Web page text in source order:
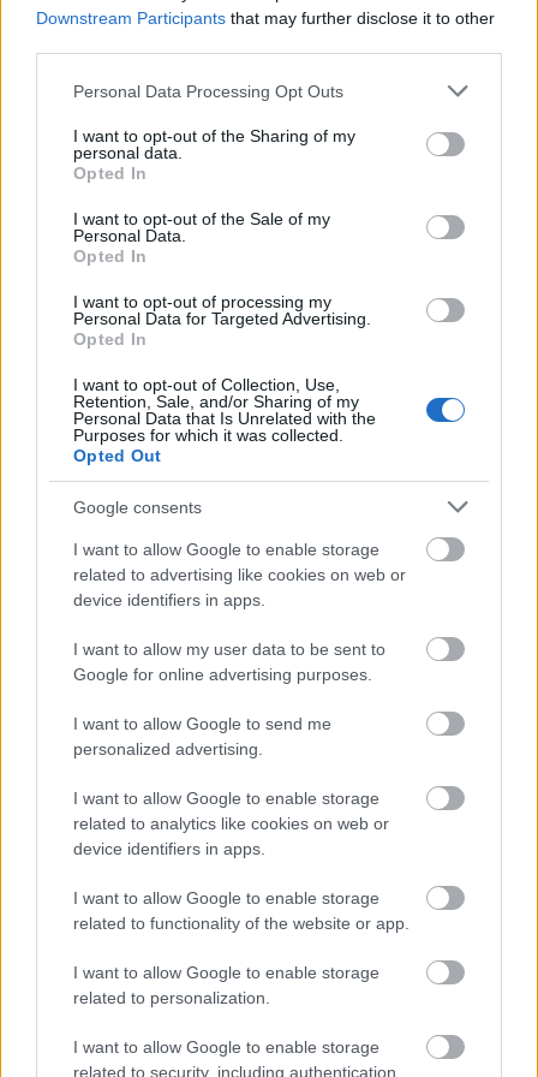
Downstream Participants that may further disclose it to other
Please note that this website/app uses one or more Google
not limited to your visit or usage behaviour. You may click to
grant or deny consent to Google and its third-party tags to
use your data for below specified purposes in below Google
consent section.
Personal Data Processing Opt Outs
I want to opt-out of the Sharing of my
personal data.
Opted In
I want to opt-out of the Sale of my
Personal Data.
Opted In
I want to opt-out of processing my
Personal Data for Targeted Advertising.
Opted In
I want to opt-out of Collection, Use,
Retention, Sale, and/or Sharing of my
Personal Data that Is Unrelated with the
Purposes for which it was collected.
Opted Out
Google consents
I want to allow Google to enable storage
related to advertising like cookies on web or
device identifiers in apps.
I want to allow my user data to be sent to
Google for online advertising purposes.
I want to allow Google to send me
personalized advertising.
I want to allow Google to enable storage
related to analytics like cookies on web or
device identifiers in apps.
I want to allow Google to enable storage
related to functionality of the website or app.
I want to allow Google to enable storage
related to personalization.
I want to allow Google to enable storage
related to security, including authentication
Παπαστερίου και κατέληξε: «Εάν υπάρχει
βούληση, υπάρχει και τρόπος».
Χρυσοχοϊδης, αναφέρθηκε σε τρία κλειδιά της
επιτυχούς εφαρμογής των μέτρων: την
ηλεκτρονική ταυτοποίηση, την
αποτελεσματικότητα της ΔΕΑΒ και τον